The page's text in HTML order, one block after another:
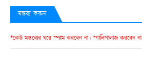
মন্তব্য করুন
*কেউ মন্তব্যের ঘরে স্প্যাম করবেন না। *গালিগালাজ করবেন না